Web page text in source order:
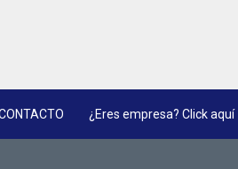
¿Eres empresa? Click aquí